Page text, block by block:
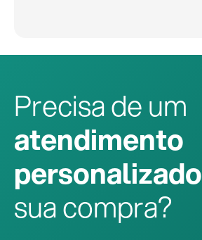
Precisa de um
atendimento
personalizado
sua compra?